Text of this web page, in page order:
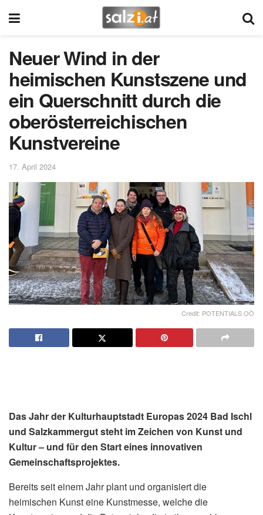
Neuer Wind in der
heimischen Kunstszene und
ein Querschnitt durch die
oberösterreichischen
Kunstvereine
17. April 2024
Credit: POTENTIALS OÖ
Das Jahr der Kulturhauptstadt Europas 2024 Bad Ischl
und Salzkammergut steht im Zeichen von Kunst und
Kultur – und für den Start eines innovativen
Gemeinschaftsprojektes.
Bereits seit einem Jahr plant und organisiert die
heimischen Kunst eine Kunstmesse, welche die